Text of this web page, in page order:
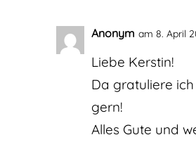
Anonym am 8. April
Liebe Kerstin!
Da gratuliere
gern!
Alles Gute und